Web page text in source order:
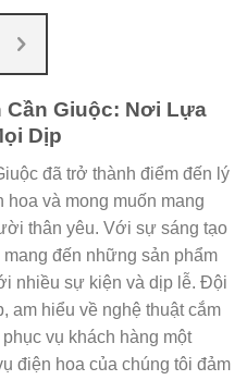
Giuộc: Nơi Lựa
Dịp
đã trở thành điểm đến lý
và mong muốn mang
thân yêu. Với sự sáng tạo
đến những sản phẩm
nhiều sự kiện và dịp lễ. Đội
am hiểu về nghệ thuật cắm
vụ khách hàng một
điện hoa của chúng tôi đảm